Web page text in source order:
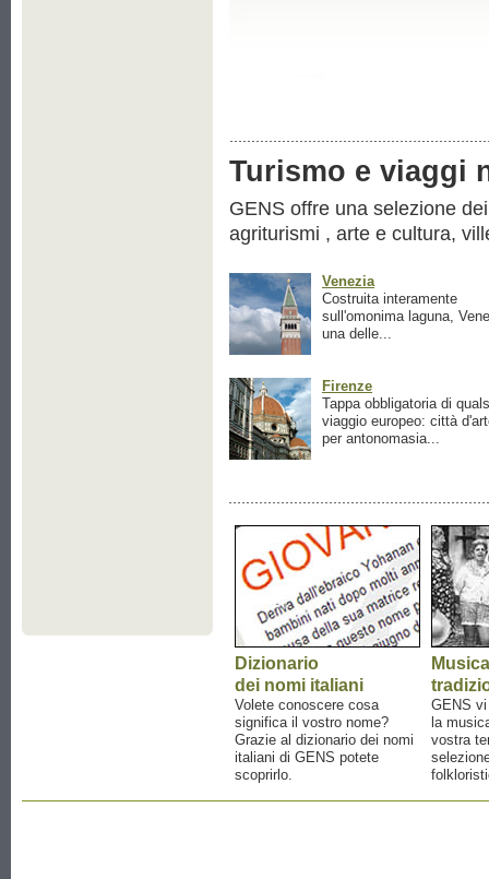
Turismo e viaggi
GENS offre una selezione
agriturismi , arte e cultura,
Venezia
Costruita interamente
sull'omonima laguna,
una delle...
Firenze
Tappa obbligatoria di
viaggio europeo: città
per antonomasia...
Dizionario
dei nomi italiani
Volete conoscere cosa
significa il vostro nome?
Grazie al dizionario dei nomi
italiani di GENS potete
scoprirlo.
Musica
GENS
la
vostra